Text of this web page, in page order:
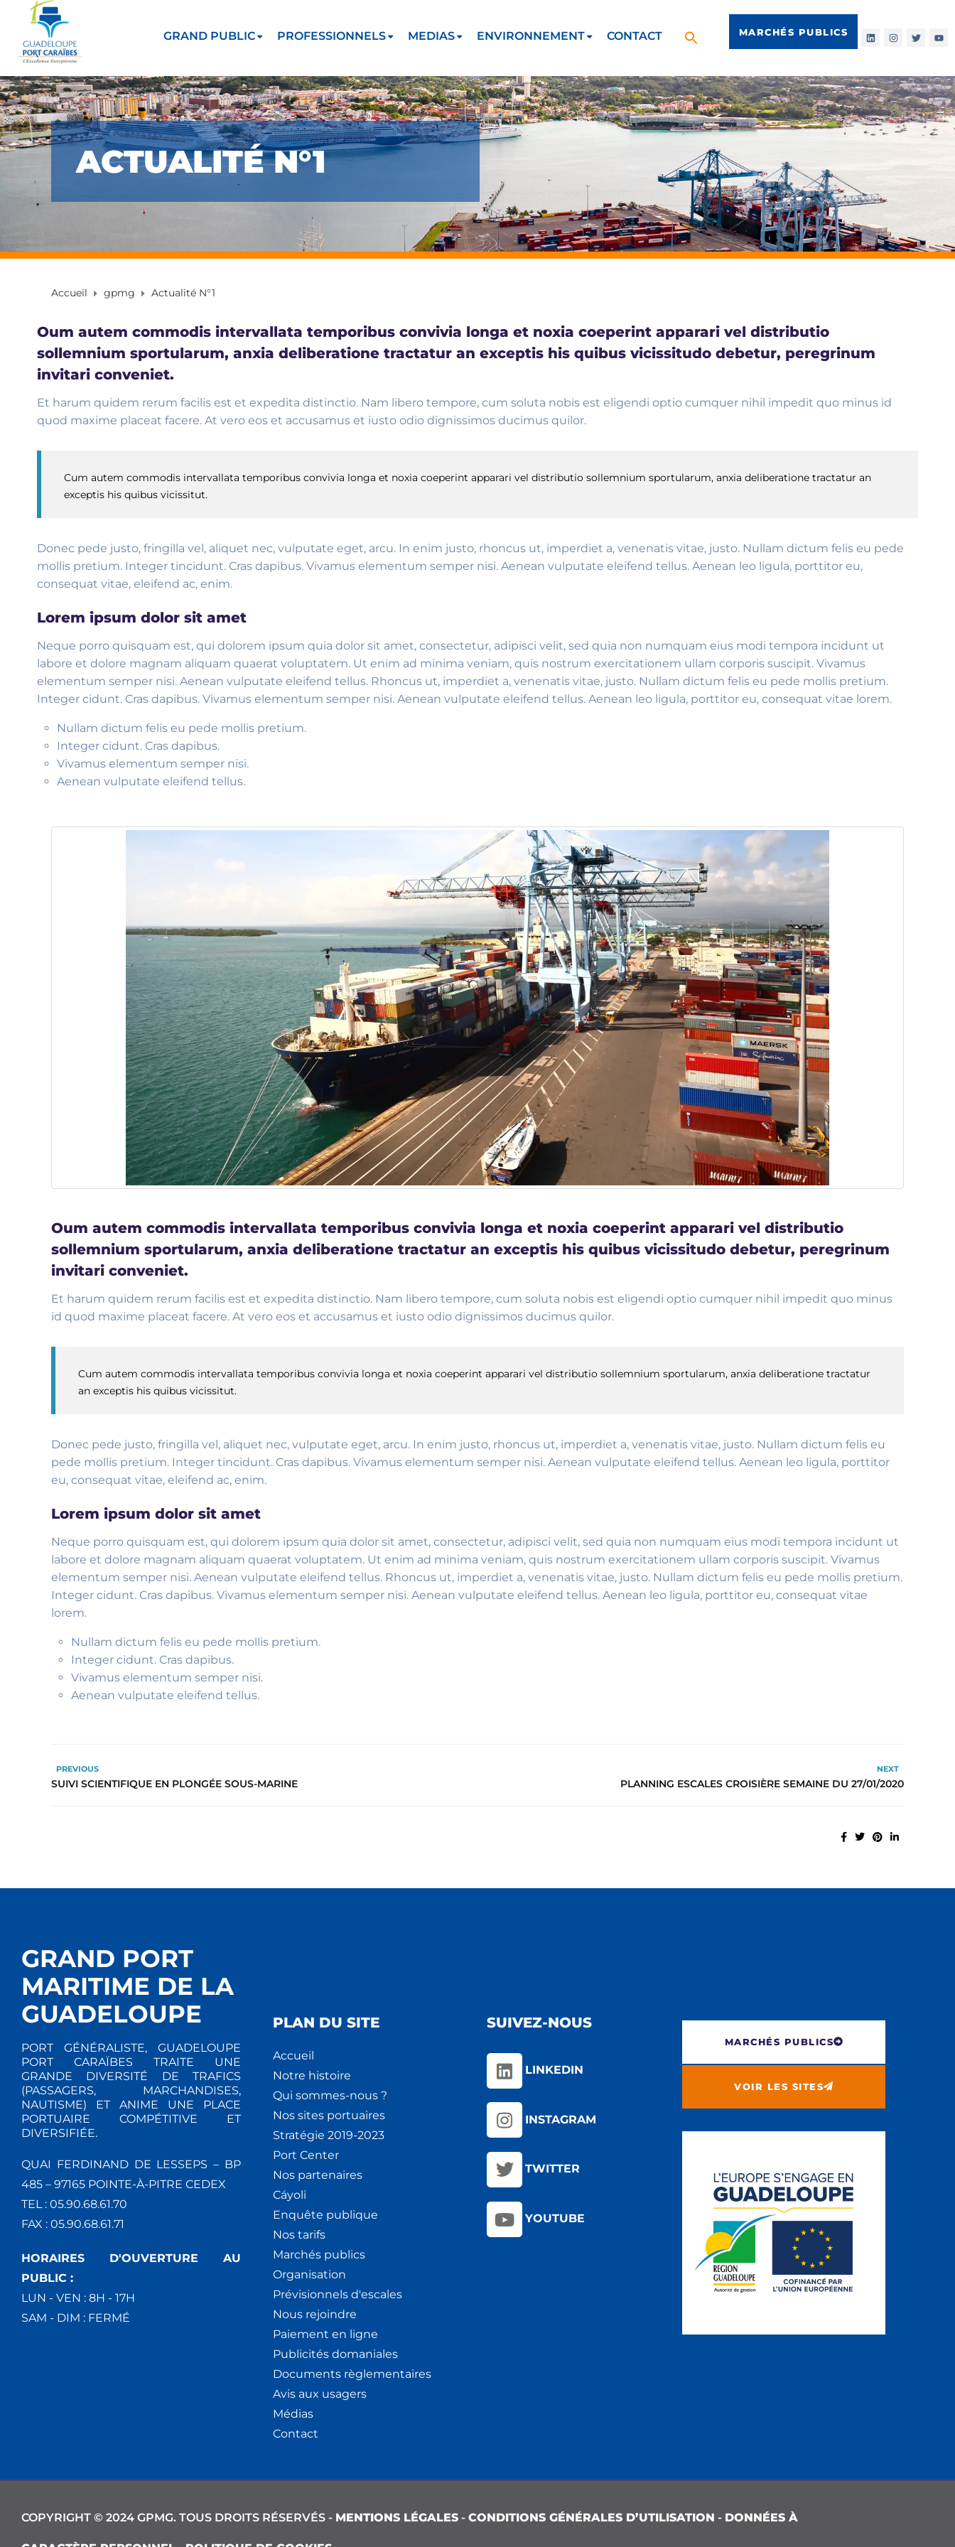
GRAND PUBLIC PROFESSIONNELS MEDIAS ENVIRONNEMENT CONTACT MARCHÉS PUBLICS
ACTUALITÉ N°1
Accueil gpmg Actualité N°1
Oum autem commodis intervallata temporibus convivia longa et noxia coeperint apparari vel distributio
sollemnium sportularum, anxia deliberatione tractatur an exceptis his quibus vicissitudo debetur, peregrinum
invitari conveniet.
Et harum quidem rerum facilis est et expedita distinctio. Nam libero tempore, cum soluta nobis est eligendi optio cumquer nihil impedit quo minus id
quod maxime placeat facere. At vero eos et accusamus et iusto odio dignissimos ducimus quilor.
Cum autem commodis intervallata temporibus convivia longa et noxia coeperint apparari vel distributio sollemnium sportularum, anxia deliberatione tractatur an
exceptis his quibus vicissitut.
Donec pede justo, fringilla vel, aliquet nec, vulputate eget, arcu. In enim justo, rhoncus ut, imperdiet a, venenatis vitae, justo. Nullam dictum felis eu pede
mollis pretium. Integer tincidunt. Cras dapibus. Vivamus elementum semper nisi. Aenean vulputate eleifend tellus. Aenean leo ligula, porttitor eu,
consequat vitae, eleifend ac, enim.
Lorem ipsum dolor sit amet
Neque porro quisquam est, qui dolorem ipsum quia dolor sit amet, consectetur, adipisci velit, sed quia non numquam eius modi tempora incidunt ut
labore et dolore magnam aliquam quaerat voluptatem. Ut enim ad minima veniam, quis nostrum exercitationem ullam corporis suscipit. Vivamus
elementum semper nisi. Aenean vulputate eleifend tellus. Rhoncus ut, imperdiet a, venenatis vitae, justo. Nullam dictum felis eu pede mollis pretium.
Integer cidunt. Cras dapibus. Vivamus elementum semper nisi. Aenean vulputate eleifend tellus. Aenean leo ligula, porttitor eu, consequat vitae lorem.
Nullam dictum felis eu pede mollis pretium.
Integer cidunt. Cras dapibus.
Vivamus elementum semper nisi.
Aenean vulputate eleifend tellus.
Oum autem commodis intervallata temporibus convivia longa et noxia coeperint apparari vel distributio
sollemnium sportularum, anxia deliberatione tractatur an exceptis his quibus vicissitudo debetur, peregrinum
invitari conveniet.
Et harum quidem rerum facilis est et expedita distinctio. Nam libero tempore, cum soluta nobis est eligendi optio cumquer nihil impedit quo minus
id quod maxime placeat facere. At vero eos et accusamus et iusto odio dignissimos ducimus quilor.
Cum autem commodis intervallata temporibus convivia longa et noxia coeperint apparari vel distributio sollemnium sportularum, anxia deliberatione tractatur
an exceptis his quibus vicissitut.
Donec pede justo, fringilla vel, aliquet nec, vulputate eget, arcu. In enim justo, rhoncus ut, imperdiet a, venenatis vitae, justo. Nullam dictum felis eu
pede mollis pretium. Integer tincidunt. Cras dapibus. Vivamus elementum semper nisi. Aenean vulputate eleifend tellus. Aenean leo ligula, porttitor
eu, consequat vitae, eleifend ac, enim.
Lorem ipsum dolor sit amet
Neque porro quisquam est, qui dolorem ipsum quia dolor sit amet, consectetur, adipisci velit, sed quia non numquam eius modi tempora incidunt ut
labore et dolore magnam aliquam quaerat voluptatem. Ut enim ad minima veniam, quis nostrum exercitationem ullam corporis suscipit. Vivamus
elementum semper nisi. Aenean vulputate eleifend tellus. Rhoncus ut, imperdiet a, venenatis vitae, justo. Nullam dictum felis eu pede mollis pretium.
Integer cidunt. Cras dapibus. Vivamus elementum semper nisi. Aenean vulputate eleifend tellus. Aenean leo ligula, porttitor eu, consequat vitae
lorem.
Nullam dictum felis eu pede mollis pretium.
Integer cidunt. Cras dapibus.
Vivamus elementum semper nisi.
Aenean vulputate eleifend tellus.
PREVIOUS
SUIVI SCIENTIFIQUE EN PLONGÉE SOUS-MARINE
NEXT
PLANNING ESCALES CROISIÈRE SEMAINE DU 27/01/2020
GRAND PORT
MARITIME DE LA
GUADELOUPE
PORT GÉNÉRALISTE, GUADELOUPE
PORT CARAÏBES TRAITE UNE
GRANDE DIVERSITÉ DE TRAFICS
(PASSAGERS, MARCHANDISES,
NAUTISME) ET ANIME UNE PLACE
PORTUAIRE COMPÉTITIVE ET
DIVERSIFIÉE.
QUAI FERDINAND DE LESSEPS – BP
485 – 97165 POINTE-À-PITRE CEDEX
TEL : 05.90.68.61.70
FAX : 05.90.68.61.71
HORAIRES D'OUVERTURE AU
PUBLIC :
LUN - VEN : 8H - 17H
SAM - DIM : FERMÉ
PLAN DU SITE
Accueil
Notre histoire
Qui sommes-nous ?
Nos sites portuaires
Stratégie 2019-2023
Port Center
Nos partenaires
Cáyoli
Enquête publique
Nos tarifs
Marchés publics
Organisation
Prévisionnels d'escales
Nous rejoindre
Paiement en ligne
Publicités domaniales
Documents règlementaires
Avis aux usagers
Médias
Contact
SUIVEZ-NOUS
LINKEDIN
INSTAGRAM
TWITTER
YOUTUBE
MARCHÉS PUBLICS
VOIR LES SITES
COPYRIGHT © 2024 GPMG. TOUS DROITS RÉSERVÉS - MENTIONS LÉGALES - CONDITIONS GÉNÉRALES D’UTILISATION - DONNÉES À